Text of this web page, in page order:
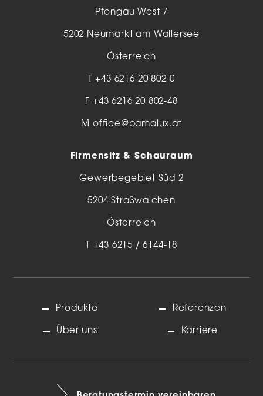
Pfongau West 7
5202 Neumarkt am Wallersee
Österreich
T+43 6216 20 802-0
F +43 6216 20 802-48
M office@pamalux.at
Firmensitz & Schauraum
Gewerbegebiet Süd 2
5204 Straßwalchen
Österreich
T +43 6215 / 6144-18
Produkte
Über uns
Referenzen
Karriere